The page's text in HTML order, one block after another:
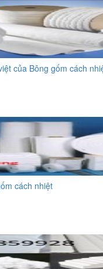
của Bông gốm cách
cách nhiệt